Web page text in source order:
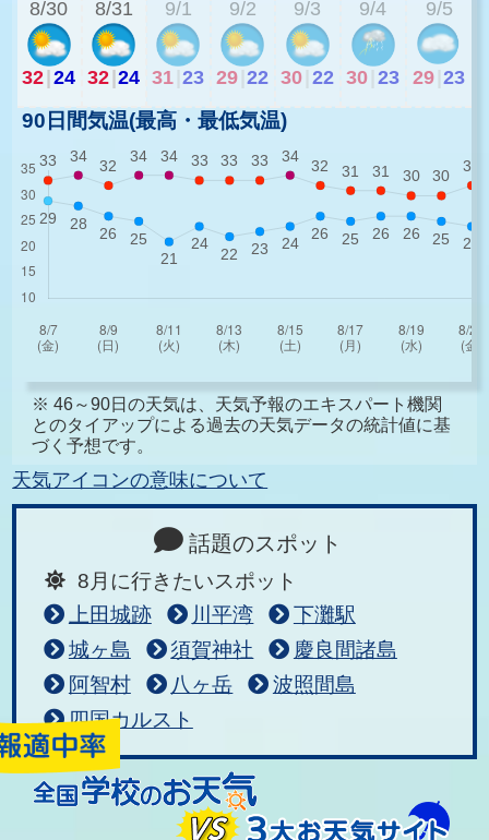
8/30
32|24
8/31
32|24
9/1
31 23
9/2
29 22
9/3
30 22
9/4
30 23
9/5
29 23
90日間気温(最高・最低気温)
※ 46～90日の天気は、天気予報のエキスパート機関
とのタイアップによる過去の天気データの統計値に基
づく予想です。
天気アイコンの意味について
話題のスポット
8月に行きたいスポット
上田城跡
川平湾
下灘駅
城ヶ島
須賀神社
慶良間諸島
阿智村
八ヶ岳
波照間島
四国カルスト